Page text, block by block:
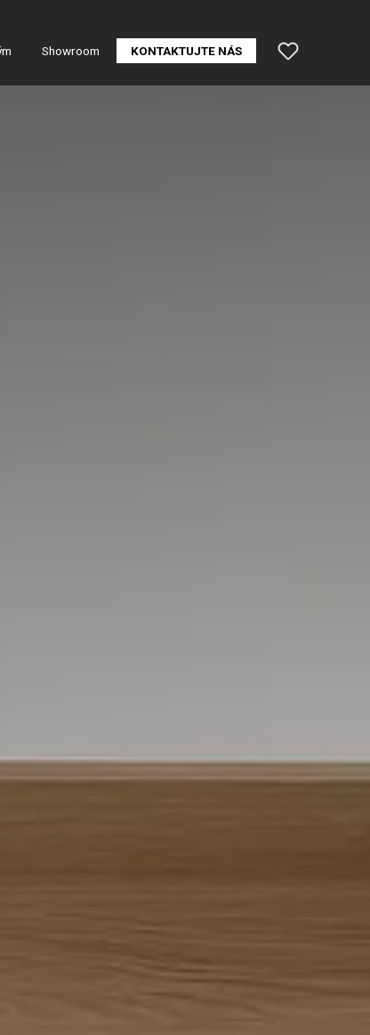
Showroom KONTAKTUJTE NÁS